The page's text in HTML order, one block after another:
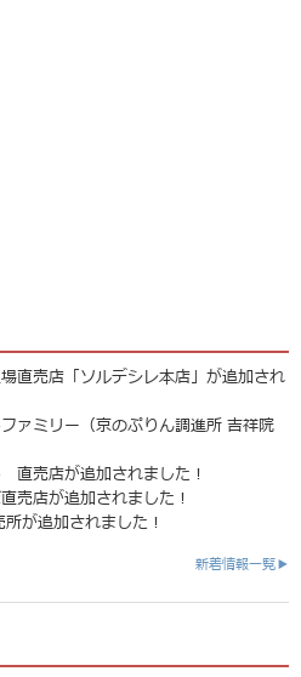
直売店「ソルデシレ本店」が追加され
ァミリー（京のぷりん調進所 吉祥院
直売店が追加されました！
売店が追加されました！
が追加されました！
新着情報一覧▶